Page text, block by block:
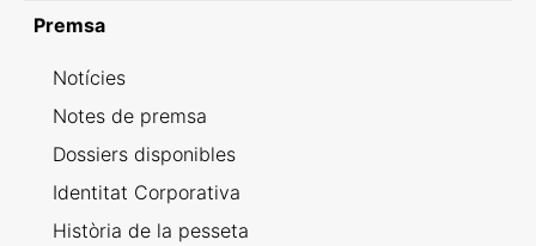
Premsa
Notícies
Notes de premsa
Dossiers disponibles
Identitat Corporativa
Història de la pesseta